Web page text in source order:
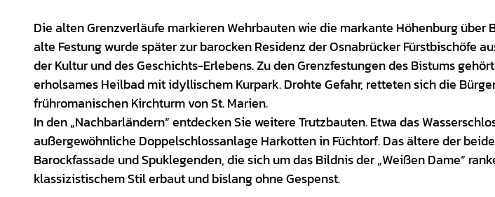
Die alten Grenzverläufe markieren Wehrbauten wie die markante Höhenburg über
alte Festung wurde später zur barocken Residenz der Osnabrücker Fürstbischöfe
der Kultur und des Geschichts-Erlebens. Zu den Grenzfestungen des Bistums
erholsames Heilbad mit idyllischem Kurpark. Drohte Gefahr, retteten sich die
frühromanischen Kirchturm von St. Marien.
In den „Nachbarländern“ entdecken Sie weitere Trutzbauten. Etwa das
außergewöhnliche Doppelschlossanlage Harkotten in Füchtorf. Das ältere der
Barockfassade und Spuklegenden, die sich um das Bildnis der „Weißen Dame“
klassizistischem Stil erbaut und bislang ohne Gespenst.